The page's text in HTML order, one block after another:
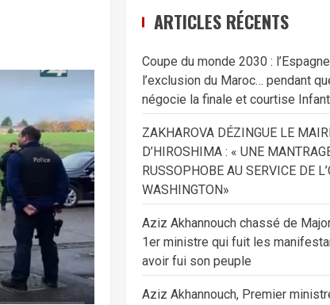
ARTICLES RÉCENTS
Coupe du monde 2030 :
l’exclusion du Maroc… pendant
négocie la finale et courtise
ZAKHAROVA DÉZINGUE LE
D’HIROSHIMA : « UNE
RUSSOPHOBE AU SERVICE DE
WASHINGTON»
Aziz Akhannouch chassé de
1er ministre qui fuit les
avoir fui son peuple
Aziz Akhannouch, Premier